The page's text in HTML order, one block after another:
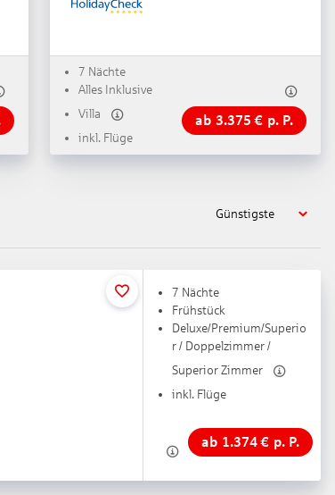
7 Nächte
Alles Inklusive
Villa
inkl. Flüge
ab 3.375 € p. P.
Günstigste
7 Nächte
Frühstück
Deluxe/Premium/Superio
r / Doppelzimmer /
Superior Zimmer
inkl. Flüge
ab 1.374€ p. P.